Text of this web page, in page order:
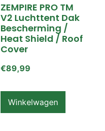
ZEMPIRE PRO TM
V2 Luchttent Dak
Bescherming /
Heat Shield / Roof
Cover
€89,99
Winkelwagen